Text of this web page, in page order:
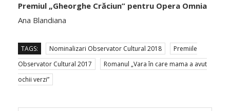
Premiul „Gheorghe Crăciun” pentru Opera Omnia
Ana Blandiana
TAGS: Nominalizari Observator Cultural 2018
Premiile
Observator Cultural 2017
Romanul „Vara în care mama a avut
ochii verzi”